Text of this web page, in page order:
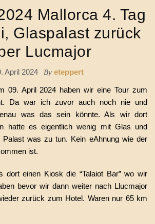
Mallorca 4. Tag
Glaspalast zurück
Lucmajor
April 2024 By eteppert
09. April 2024 haben wir eine Tour zum
Da war ich zuvor auch noch nie und
was das sein könnte. Als wir dort
hatte es eigentlich wenig mit Glas und
was zu tun. Kein eAhnung wie der
ist.
dort einen Kiosk die “Talaiot Bar” wo wir
bevor wir dann weiter nach Llucmajor
zurück zum Hotel. Waren nur 65 km